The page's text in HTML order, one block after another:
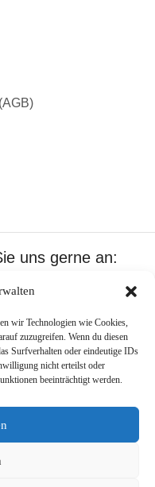
wir Technologien wie Cookies,
zuzugreifen. Wenn du diesen
Surfverhalten oder eindeutige IDs
nicht erteilst oder
beeinträchtigt werden.
uns gerne an:
by –PJone OMS